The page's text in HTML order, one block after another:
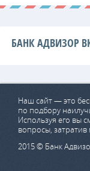
БАНК АДВИЗОР
Наш сайт — это
по подбору
Используя его вы
вопросы,
2015 © Банк